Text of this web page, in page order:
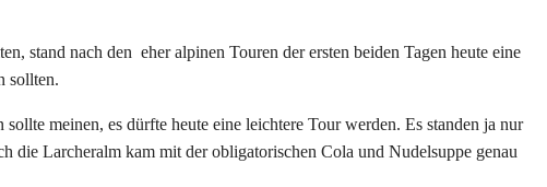
stand nach den eher alpinen Touren der ersten beiden Tagen heute eine
sollten.
sollte meinen, es dürfte heute eine leichtere Tour werden. Es standen ja nur
die Larcheralm kam mit der obligatorischen Cola und Nudelsuppe genau